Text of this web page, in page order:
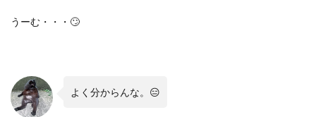
うーむ・・・ 🙄
よく分からんな。 😑